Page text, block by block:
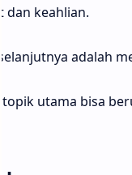
dan keahlian.
adalah
topik utama bisa